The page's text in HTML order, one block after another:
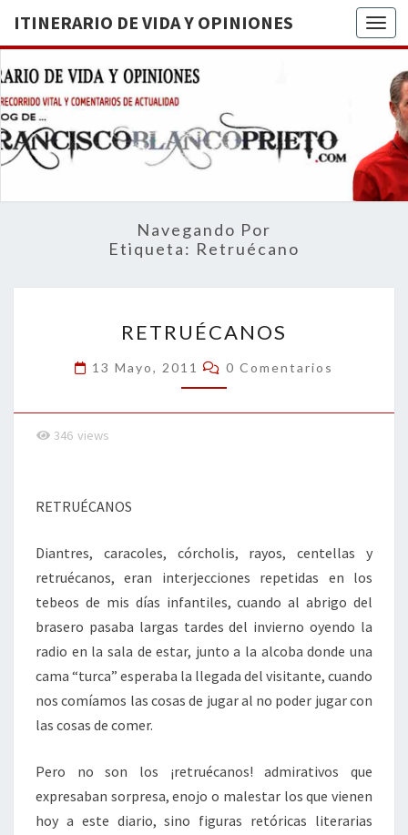
ITINERARIO DE VIDA Y OPINIONES
DE
BREVE
RECORRIDO
VITAL Y
ACTUALIDAD
Navegando Por
Etiqueta: Retruécano
RETRUÉCANOS
13 Mayo, 2011 Comentarios
0 Comentarios
346 views
RETRUÉCANOS
Diantres, caracoles, córcholis, rayos, centellas y
retruécanos, eran interjecciones repetidas en los
tebeos de mis días infantiles, cuando al abrigo del
brasero pasaba largas tardes del invierno oyendo la
radio en la sala de estar, junto a la alcoba donde una
cama “turca” esperaba la llegada del visitante, cuando
nos comíamos las cosas de jugar al no poder jugar con
las cosas de comer.
Pero no son los ¡retruécanos! admirativos que
expresaban sorpresa, enojo o malestar los que vienen
hoy a este diario, sino figuras retóricas literarias